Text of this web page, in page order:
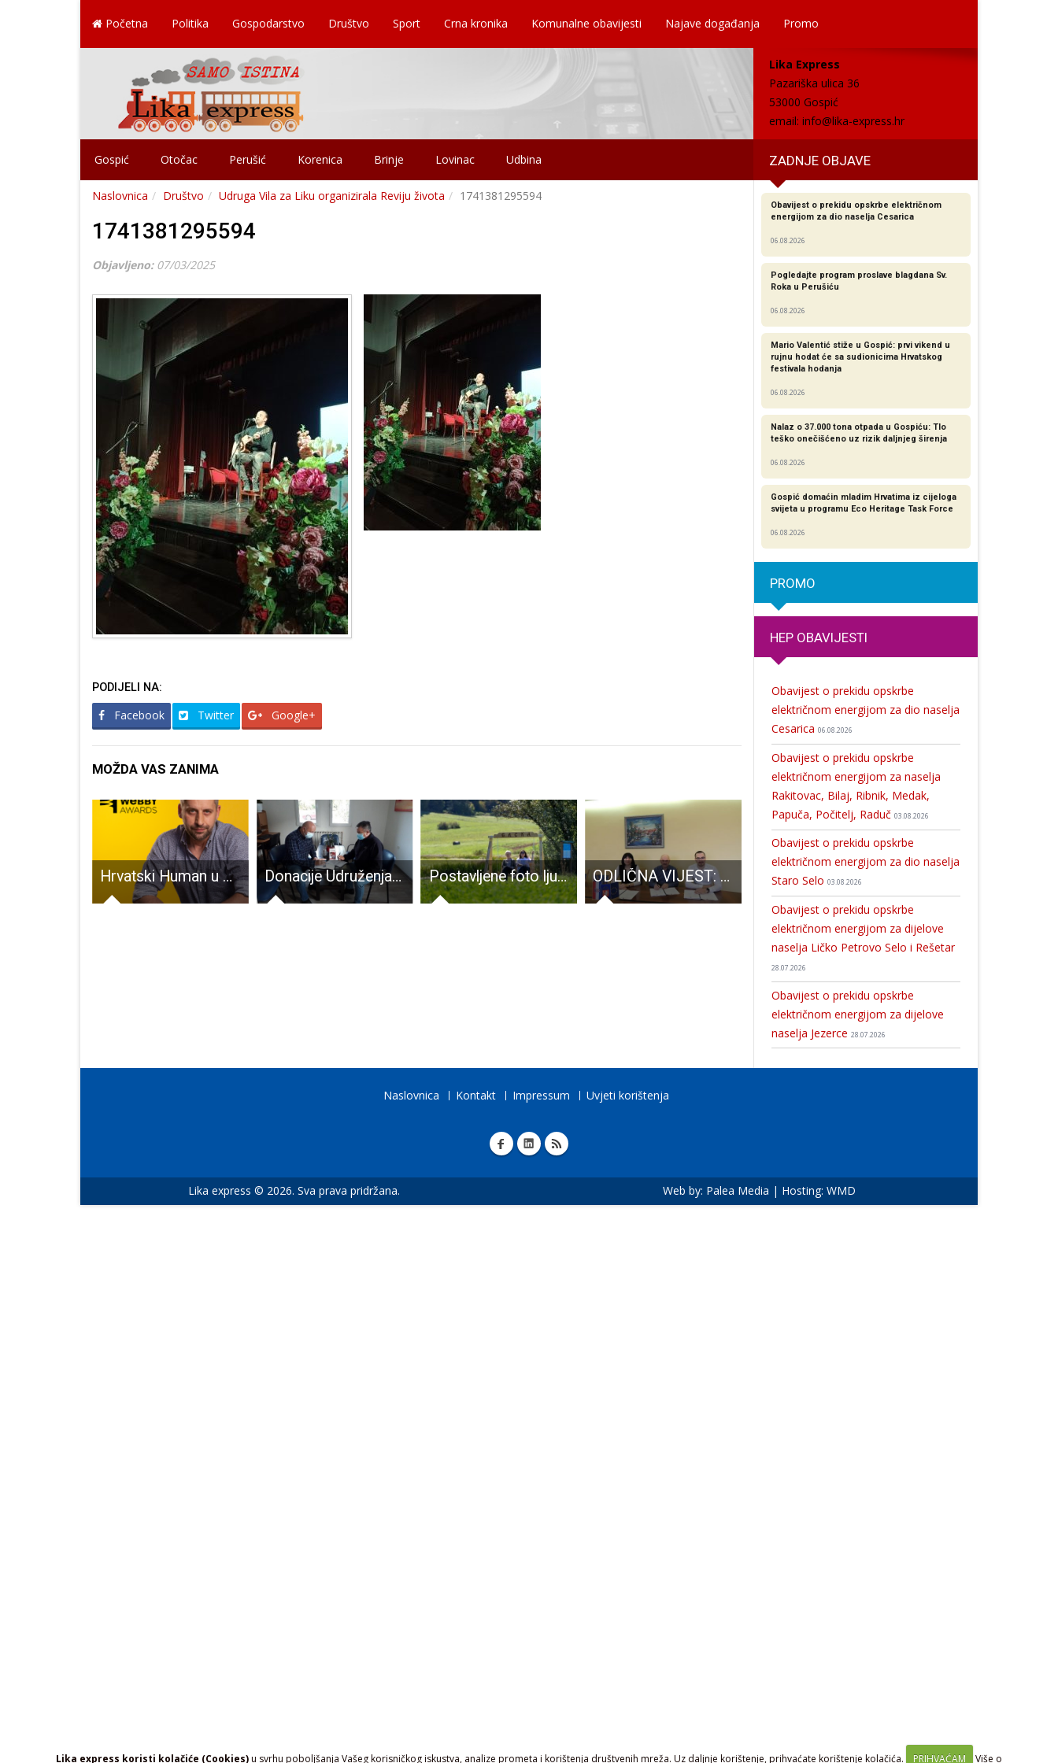
Lika express koristi kolačiće (Cookies)u svrhu poboljšanja Vašeg korisničkog iskustva, analize prometa i korištenja društvenih mreža. Uz daljnje korištenje, prihvaćate korištenje kolačića. PRIHVAĆAM Više o
Početna Politika Gospodarstvo Društvo Sport Crna kronika Komunalne obavijesti Najave događanja Promo
Lika Express
Pazariška ulica 36
53000 Gospić
email: info@lika-express.hr
Gospić Otočac Perušić Korenica Brinje Lovinac Udbina ZADNJE OBJAVE
Naslovnica Društvo Udruga Vila za Liku organizirala Reviju života 1741381295594
1741381295594
Objavljeno: 07/03/2025
PODIJELI NA:
Facebook Twitter Google+
MOŽDA VAS ZANIMA
Hrvatski Human u opasnoj konkurenciji s Googleom i nizozemskim KLM-om Donacije Udruženja obrtnika Gospić Postavljene foto ljuljačke u Otočcu, Brinju i Vrhovinama ODLIČNA VIJEST: Kreće dogradnja Dječjeg vrtića Pahuljica u Gospiću
Obavijest o prekidu opskrbe električnom
energijom za dio naselja Cesarica
06.08.2026
Pogledajte program proslave blagdana Sv.
Roka u Perušiću
06.08.2026
Mario Valentić stiže u Gospić: prvi vikend u
rujnu hodat će sa sudionicima Hrvatskog
festivala hodanja
06.08.2026
Nalaz o 37.000 tona otpada u Gospiću: Tlo
teško onečišćeno uz rizik daljnjeg širenja
06.08.2026
Gospić domaćin mladim Hrvatima iz cijeloga
svijeta u programu Eco Heritage Task Force
06.08.2026
PROMO
HEP OBAVIJESTI
Obavijest o prekidu opskrbe
električnom energijom za dio naselja
Cesarica 06.08.2026
Obavijest o prekidu opskrbe
električnom energijom za naselja
Rakitovac, Bilaj, Ribnik, Medak,
Papuča, Počitelj, Raduč 03.08.2026
Obavijest o prekidu opskrbe
električnom energijom za dio naselja
Staro Selo 03.08.2026
Obavijest o prekidu opskrbe
električnom energijom za dijelove
naselja Ličko Petrovo Selo i Rešetar
28.07.2026
Obavijest o prekidu opskrbe
električnom energijom za dijelove
naselja Jezerce 28.07.2026
Naslovnica Kontakt Impressum Uvjeti korištenja
Lika express © 2026. Sva prava pridržana. Web by: Palea Media | Hosting: WMD